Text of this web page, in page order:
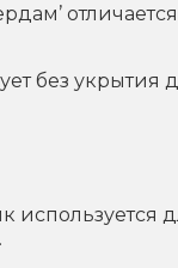
без укрытия
используется